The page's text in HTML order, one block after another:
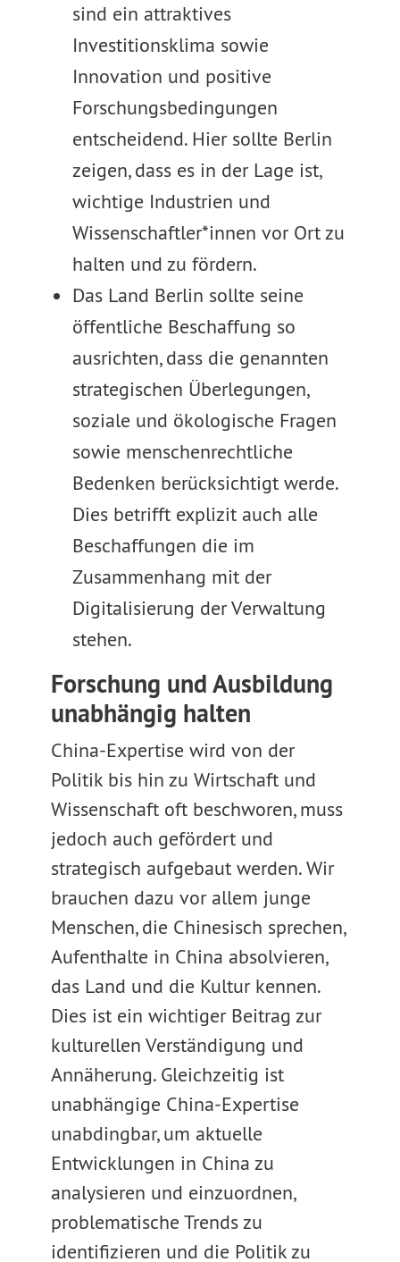
sind ein attraktives
Investitionsklima sowie
Innovation und positive
Forschungsbedingungen
entscheidend. Hier sollte Berlin
zeigen, dass es in der Lage ist,
wichtige Industrien und
Wissenschaftler*innen vor Ort zu
halten und zu fördern.
Das Land Berlin sollte seine
öffentliche Beschaffung so
ausrichten, dass die genannten
strategischen Überlegungen,
soziale und ökologische Fragen
sowie menschenrechtliche
Bedenken berücksichtigt werde.
Dies betrifft explizit auch alle
Beschaffungen die im
Zusammenhang mit der
Digitalisierung der Verwaltung
stehen.
Forschung und Ausbildung
unabhängig halten
China-Expertise wird von der
Politik bis hin zu Wirtschaft und
Wissenschaft oft beschworen, muss
jedoch auch gefördert und
strategisch aufgebaut werden. Wir
brauchen dazu vor allem junge
Menschen, die Chinesisch sprechen,
Aufenthalte in China absolvieren,
das Land und die Kultur kennen.
Dies ist ein wichtiger Beitrag zur
kulturellen Verständigung und
Annäherung. Gleichzeitig ist
unabhängige China-Expertise
unabdingbar, um aktuelle
Entwicklungen in China zu
analysieren und einzuordnen,
problematische Trends zu
identifizieren und die Politik zu